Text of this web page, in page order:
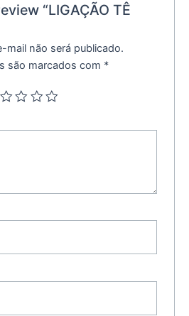
“LIGAÇÃO TÊ
mail não será publicado.
são marcados com *